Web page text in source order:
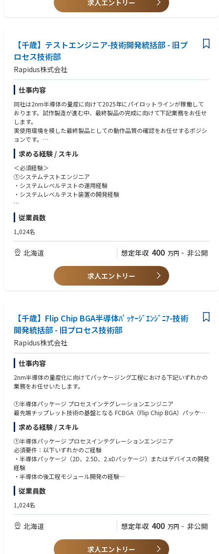
設備設計・施工管理エンジニアとして、 納入現場における施工図作成、搬
求人エントリー
【千歳】テストエンジニア-技術開発統括部 - 旧プ
ロセス技術部
Rapidus株式会社
仕事内容
同社は2nm半導体の量産に向けて2025年にパイロットラインが稼働して
おります。試作製造が進む中、最終製品の完成に向けて下記業務をお任せ
します。
実使用環境を模した最終製品としての動作品質の確認をお任せするポジシ
ョンです。
①システムレベルテストエンジニア
実使用環境を模したシステムレベルでの評価を行い、最終製品としての動
作品質を確認するポジションです。
【具体的な業務内容】
・システムレベルテスト環境の構築・運用
・テスト結果の整理・課題抽出
・顧客要件に応じた評価内容の調整
・新規用途・新製品向け評価手法の検討
②バーンインテストエンジニア
製品信頼性向上に貢献するポジションです。
・試験結果の確認および不良分析サポート
・装置トラブル発生時の一次対応
・テスト・信頼性部門との連携業務
③基板テストエンジニア
半導体パッケージ用基板の検査・評価を通じて、実装前段階での品質確保
を担うポジションです。
【具体的な業務内容】
・基板不良（配線断・短絡等）の検出および解析
・基板検査工程の立上げ・運用
・サプライヤ（基板メーカー）との技術やり取り
・チップレット／先端パッケージ向け基板評価対応
④ロジックテスト工程エンジニア
ロジックデバイスのテスト工程全体を担い、装置運用・工程改善を通じ
て、生産性と安定稼働を実現するポジションです。
【具体的な業務内容】
・ウェハテスト／パッケージテスト装置の工程運用・管理
・テスト装置立上げおよび日常的な稼働サポート
・装置トラブル・工程問題の初期対応
・生産量増加に向けた工程改善・運用最適化
・製造・生産技術部門との連携業務
⑤ロジックテストエンジニア
求める経験 / スキル
＜必須経験＞
①システムテストエンジニア
・システムレベルテストの運用経験
・システムレベルテスト装置の開発経験
②バーンインテストエンジニア
・バーンイン装置の運用経験
・バーンイン装置の開発経験
③基板テストエンジニア
プリント基板や半導体パッケージ用基板、インターポーザのテスト経験
④ロジックテスト工程エンジニア
ロジックテスタ、ウエハプローバー、パッケージハンドラの運用経験
ウエハプローバー、または、パッケージハンドラの運用経験
⑥パラメトリックテストエンジニア
パラメトリックテスタを用いた電気計測経験
オートプローバーの運用経験
＜歓迎経験＞
テスターのアルゴリズム開発経験
半導体デバイスの製品技術の経験
従業員数
1,024名
北海道 想定年収 400 万円 ~ 非公開
求人エントリー
【千歳】Flip Chip BGA半導体ﾊﾟｯｹｰｼﾞｴﾝｼﾞﾆｱ-技術
開発統括部 - 旧プロセス技術部
Rapidus株式会社
仕事内容
2nm半導体の量産化に向けてパッケージング工程における下記いずれかの
業務をお任せいたします。
①半導体パッケージ プロセスインテグレーションエンジニア
最先端チップレット技術の基盤となる FCBGA（Flip Chip BGA）パッケー
ジ の開発において、パッケージの実装設計から試作・解析評価までの イ
ンテグレーション業務全般 を担当します。
・FCBGAパッケージの実装設計（2D / 2.5D / 2.xD）におけるプロセスイン
テグレーション業務全般
・チップレットを含む先端パッケージの試作立ち上げ、量産移行に向けた
プロセス構築
②実装TEG設計開発エンジニア
FCBGA、2D/2.5D、チップレット技術など最先端半導体パッケージの開発
TEG（Test Element Group）のエンジニアとして、下記の業務をご担当い
求める経験 / スキル
①半導体パッケージ プロセスインテグレーションエンジニア
必須要件：以下いずれかのご経験
・半導体パッケージ（2D、2.5D、2.xDパッケージ）またはデバイスの開発
経験
・半導体の後工程モジュール開発の経験
歓迎要件：
・Flip Chipパッケージや後工程（Back-end）モジュール開発におけるプロ
②実装TEG設計開発エンジニア
・半導体ウエハのスクライブ設計、ウェハへのTEG設計
・BEOLの知見、
従業員数
1,024名
北海道 想定年収 400 万円 ~ 非公開
求人エントリー